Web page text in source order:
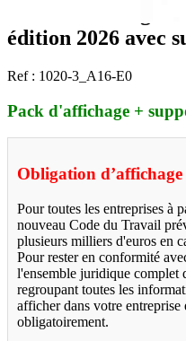
Pack d'affichage
édition 2026 avec
Ref : 1020-3_A16-E0
Pack d'affichage +
Obligation
Pour toutes les entreprises à
nouveau Code du Travail
plusieurs milliers d'euros en
Pour rester en conformité
l'ensemble juridique complet
regroupant toutes les
afficher dans votre
obligatoirement.